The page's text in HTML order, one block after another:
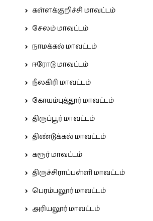
கள்ளக்குறிச்சி மாவட்டம்
சேலம் மாவட்டம்
நாமக்கல் மாவட்டம்
ஈரோடு மாவட்டம்
நீலகிரி மாவட்டம்
கோயம்புத்தூர் மாவட்டம்
திருப்பூர் மாவட்டம்
திண்டுக்கல் மாவட்டம்
கரூர் மாவட்டம்
திருச்சிராப்பள்ளி மாவட்டம்
பெரம்பலூர் மாவட்டம்
அரியலூர் மாவட்டம்